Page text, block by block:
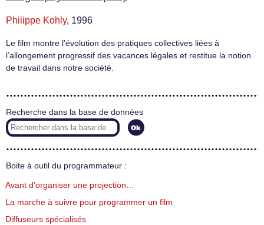
Philippe Kohly, 1996
Le film montre l’évolution des pratiques collectives liées à
l’allongement progressif des vacances légales et restitue la notion
de travail dans notre société.
Recherche dans la base de données
Boite à outil du programmateur :
Avant d’organiser une projection…
La marche à suivre pour programmer un film
Diffuseurs spécialisés